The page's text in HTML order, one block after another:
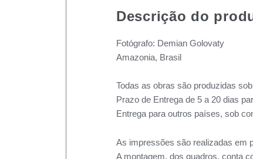
Descrição do
Fotógrafo: Demian Golovaty
Amazonia, Brasil
Todas as obras são produzidas
Prazo de Entrega de 5 a 20 dias
Entrega para outros países, sob
As impressões são realizadas em
A montagem, dos quadros, conta